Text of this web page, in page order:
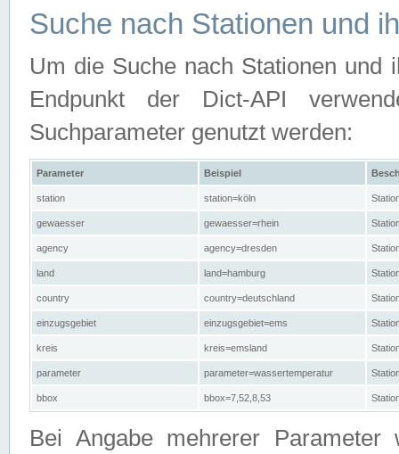
Suche nach Stationen und
Um die Suche nach Stationen und
Endpunkt der Dict-API
Suchparameter genutzt werden:
Parameter Beispiel
station station=köln
gewaesser gewaesser=rhein
agency agency=dresden
land land=hamburg
country country=deutschland
einzugsgebiet einzugsgebiet=ems
kreis kreis=emsland
parameter parameter=wassertemperatur
bbox bbox=7,52,8,53
Bei Angabe mehrerer Parameter